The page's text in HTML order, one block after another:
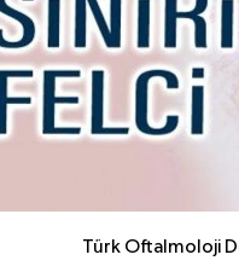
Türk Oftalmoloji